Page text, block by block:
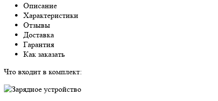
Описание
Характеристики
Отзывы
Доставка
Гарантия
Как заказать
Что входит в комплект: